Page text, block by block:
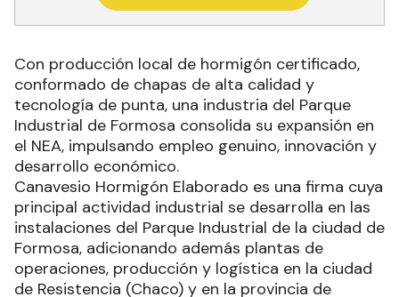
Con producción local de hormigón certificado,
conformado de chapas de alta calidad y
tecnología de punta, una industria del Parque
Industrial de Formosa consolida su expansión en
el NEA, impulsando empleo genuino, innovación y
desarrollo económico.
Canavesio Hormigón Elaborado es una firma cuya
principal actividad industrial se desarrolla en las
instalaciones del Parque Industrial de la ciudad de
Formosa, adicionando además plantas de
operaciones, producción y logística en la ciudad
de Resistencia (Chaco) y en la provincia de